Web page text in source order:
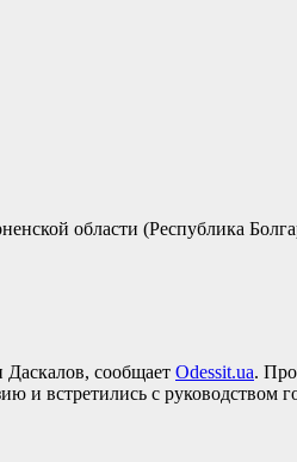
области (Республика
Даскалов, сообщает Odessit.ua.
и встретились с руководством